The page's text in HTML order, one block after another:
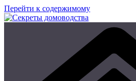
Перейти к содержимому